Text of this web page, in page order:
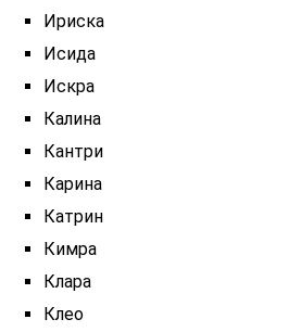
Ириска
Исида
Искра
Калина
Кантри
Карина
Катрин
Кимра
Клара
Клео